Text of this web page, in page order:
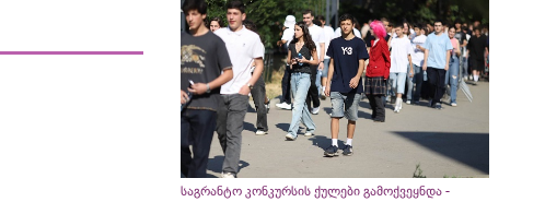
საგრანტო კონკურსის ქულები გამოქვეყნდა -